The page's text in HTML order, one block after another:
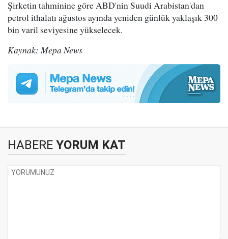
Şirketin tahminine göre ABD'nin Suudi Arabistan'dan
petrol ithalatı ağustos ayında yeniden günlük yaklaşık 300
bin varil seviyesine yükselecek.
Kaynak: Mepa News
HABERE YORUM KAT